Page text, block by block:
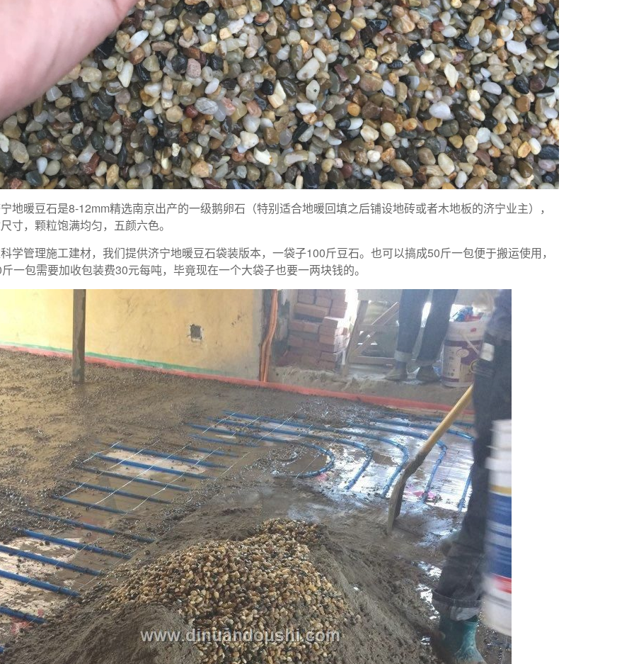
地暖豆石是8-12mm精选南京出产的一级鹅卵石（特别适合地暖回填之后铺设地砖或者木地板的济宁业主），
寸，颗粒饱满均匀，五颜六色。
学管理施工建材，我们提供济宁地暖豆石袋装版本，一袋子100斤豆石。也可以搞成50斤一包便于搬运使用，
一包需要加收包装费30元每吨，毕竟现在一个大袋子也要一两块钱的。